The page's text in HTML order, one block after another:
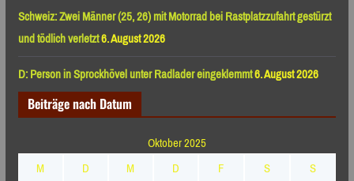
Schweiz: Zwei Männer (25, 26) mit Motorrad bei Rastplatzzufahrt gestürzt
und tödlich verletzt6. August 2026
D: Person in Sprockhövel unter Radlader eingeklemmt6. August 2026
Beiträge nach Datum
Oktober 2025
M
D M D F S
S